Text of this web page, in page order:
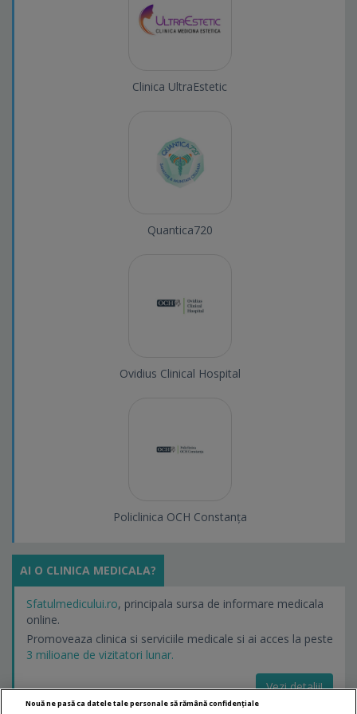
Clinica UltraEstetic
Quantica720
Ovidius Clinical Hospital
Policlinica OCH Constanța
AI O CLINICA MEDICALA?
Sfatulmedicului.ro, principala sursa de informare medicala
online.
Promoveaza clinica si serviciile medicale si ai acces la peste
3 milioane de vizitatori lunar.
Vezi detalii!
Nouă ne pasă ca datele tale personale să rămână confidențiale